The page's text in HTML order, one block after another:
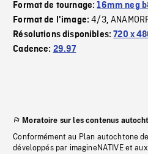
Format de tournage:16mm neg
Format de l'image:4/3,
Résolutions disponibles:720 x
Cadence: 29.97
Moratoire sur les contenus
Conformément au Plan autochtone
développés par imagineNATIVE et